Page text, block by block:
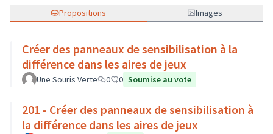
Propositions Images
Créer des panneaux de sensibilisation à la
différence dans les aires de jeux
Une Souris Verte 0 0 Soumise au vote
201 - Créer des panneaux de sensibilisation à
la différence dans les aires de jeux